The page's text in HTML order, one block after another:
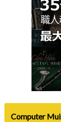
Computer
ると更新情報